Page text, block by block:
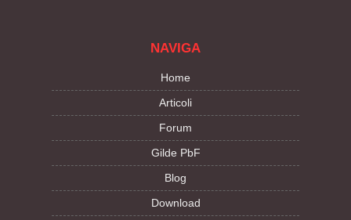
NAVIGA
Home
Articoli
Forum
Gilde PbF
Blog
Download